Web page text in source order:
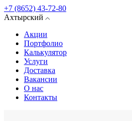
+7 (8652) 43-72-80
Ахтырский
Акции
Портфолио
Калькулятор
Услуги
Доставка
Вакансии
О нас
Контакты